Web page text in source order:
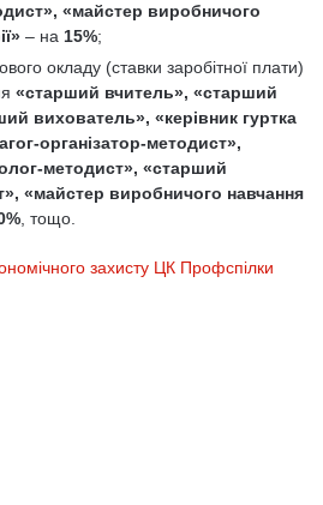
«майстер виробничого
– на 15%;
окладу (ставки заробітної плати)
«старший вчитель», «старший
вихователь», «керівник гуртка
організатор-методист»,
методист», «старший
«майстер виробничого навчання
, тощо.
захисту ЦК Профспілки